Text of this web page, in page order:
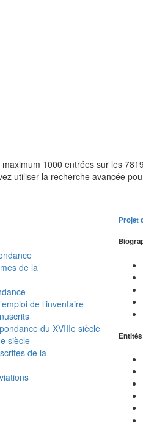
1000 entrées sur les
utiliser la recherche avancée
de la
de l’inventaire
du XVIIIe siècle
siècle
de la
Projet
Entités